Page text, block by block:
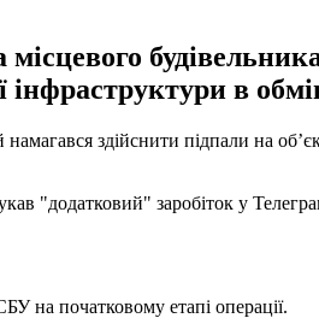
в
здійснити підпали на
"додатковий" заробіток у
на початковому етапі операції.